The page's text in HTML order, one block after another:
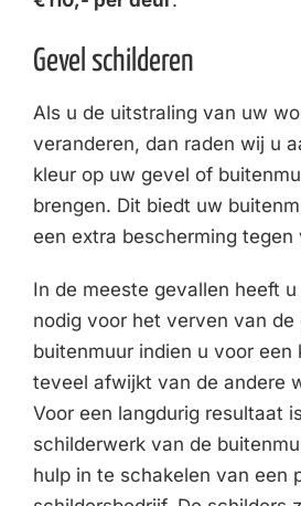
Gevel schilderen
Als u de uitstraling van uw
veranderen, dan raden wij u
kleur op uw gevel of
brengen. Dit biedt uw
een extra bescherming tegen
In de meeste gevallen heeft
nodig voor het verven van de
buitenmuur indien u voor een
teveel afwijkt van de andere
Voor een langdurig resultaat
schilderwerk van de
hulp in te schakelen van een